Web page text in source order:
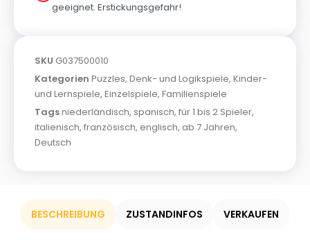
geeignet. Erstickungsgefahr!
SKU G037500010
Kategorien Puzzles, Denk- und Logikspiele, Kinder-
und Lernspiele, Einzelspiele, Familienspiele
Tagsniederländisch, spanisch, für 1 bis 2 Spieler,
italienisch, französisch, englisch, ab 7 Jahren,
Deutsch
BESCHREIBUNG ZUSTANDINFOS VERKAUFEN